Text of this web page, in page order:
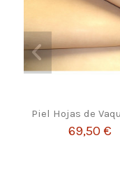
Piel Hojas de
69,50 €